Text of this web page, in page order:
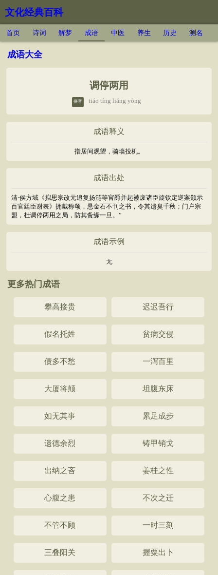
文化经典百科
首页 诗词 解梦 成语 中医 养生 历史 测名
成语大全
调停两用
拼音 tiáo tíng liǎng yòng
成语释义
指居间观望，骑墙投机。
成语出处
清·侯方域《拟思宗改元追复扬涟等官爵并起被废诸臣旋钦定逆案颁示
百官廷臣谢表》拥戴称颂，悬金石不刊之书，令其遗臭千秋；门户宗
盟，杜调停两用之局，防其夤缘一旦。”
成语示例
无
更多热门成语
攀高接贵 迟迟吾行
假名托姓 贫病交侵
债多不愁 一泻百里
大厦将颠 坦腹东床
如无其事 累足成步
遗德余烈 铸甲销戈
出纳之吝 姜桂之性
心腹之患 不次之迁
不管不顾 一时三刻
三叠阳关 握粟出卜